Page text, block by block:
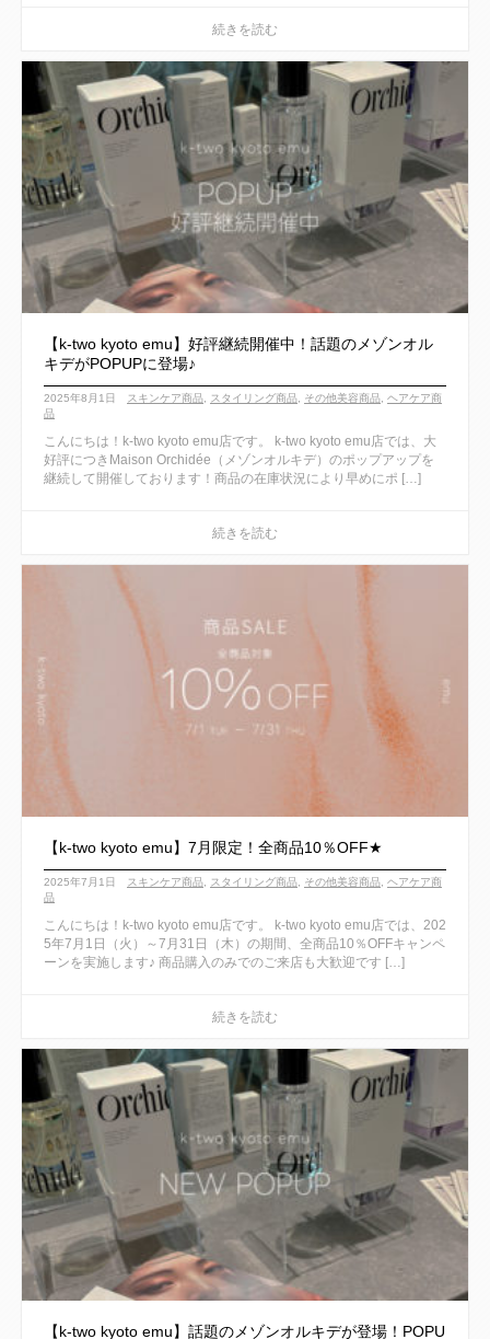
【k-two kyoto emu】好評継続開催中！話題のメゾンオル
キデがPOPUPに登場♪
2025年8月1日 スキンケア商品 スタイリング商品 その他美容商品 ヘアケア商
品
こんにちは！k-two kyoto emu店です。 k-two kyoto emu店では、大
好評につきMaison Orchidée（メゾンオルキデ）のポップアップを
継続して開催しております！商品の在庫状況により早めにポ […]
【k-two kyoto emu】7月限定！全商品10％OFF★
2025年7月1日 スキンケア商品 スタイリング商品 その他美容商品 ヘアケア商
品
こんにちは！k-two kyoto emu店です。 k-two kyoto emu店では、202
5年7月1日（火）～7月31日（木）の期間、全商品10％OFFキャンペ
ーンを実施します♪ 商品購入のみでのご来店も大歓迎です […]
【k-two kyoto emu】話題のメゾンオルキデが登場！POPU